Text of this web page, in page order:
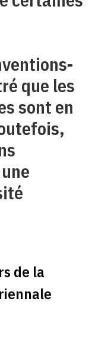
que les
sont en
de la